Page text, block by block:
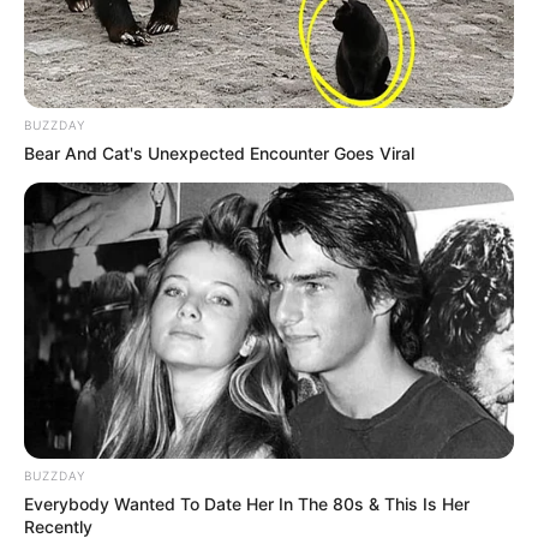
A Fundação Cearense de Meteorologia e Recursos Hídricos
(Funceme) projeta nebulosidade variável com chuva isolada em
todo o Ceará nesta semana.
BUZZDAY
Bear And Cat's Unexpected Encounter Goes Viral
BUZZDAY
Everybody Wanted To Date Her In The 80s & This Is Her
Recently